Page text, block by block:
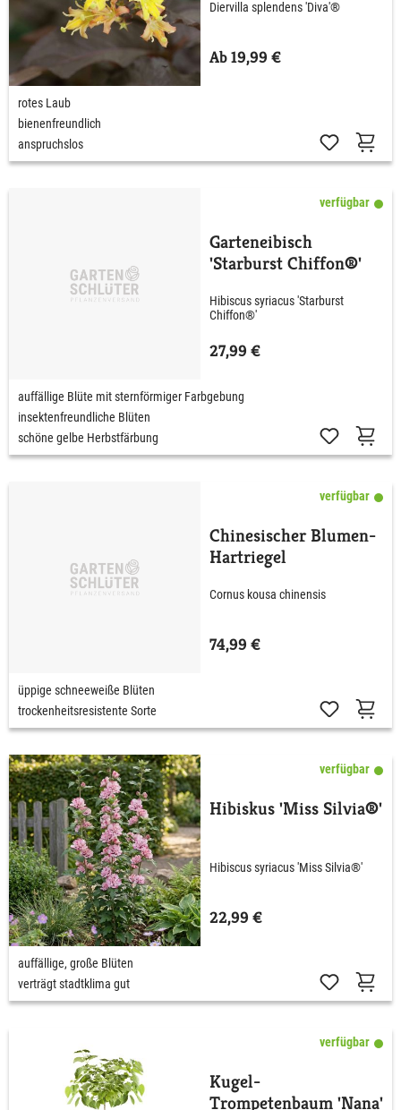
Diervilla splendens 'Diva'®
Ab 19,99 €
rotes Laub
bienenfreundlich
anspruchslos
verfügbar
Garteneibisch
'Starburst Chiffon®'
Hibiscus syriacus 'Starburst
Chiffon®'
27,99 €
auffällige Blüte mit sternförmiger Farbgebung
insektenfreundliche Blüten
schöne gelbe Herbstfärbung
verfügbar
Chinesischer Blumen-
Hartriegel
Cornus kousa chinensis
74,99 €
üppige schneeweiße Blüten
trockenheitsresistente Sorte
verfügbar
Hibiskus 'Miss Silvia®'
Hibiscus syriacus 'Miss Silvia®'
22,99 €
auffällige, große Blüten
verträgt stadtklima gut
verfügbar
Kugel-
Trompetenbaum 'Nana'